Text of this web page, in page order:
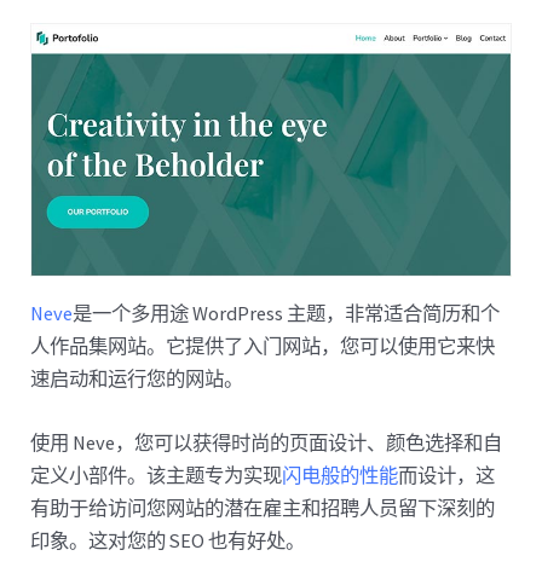
Neve是一个多用途 WordPress 主题，非常适合简历和个
人作品集网站。它提供了入门网站，您可以使用它来快
速启动和运行您的网站。
使用 Neve，您可以获得时尚的页面设计、颜色选择和自
定义小部件。该主题专为实现闪电般的性能而设计，这
有助于给访问您网站的潜在雇主和招聘人员留下深刻的
印象。这对您的 SEO 也有好处。